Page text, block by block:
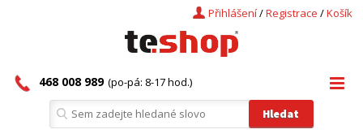
Košík
/
Registrace
/
Přihlášení
468 008 989 (po-pá: 8-17 hod.)